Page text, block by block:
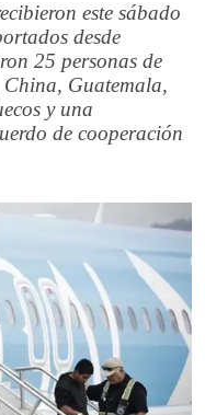
este sábado
desde
25 personas de
Guatemala,
y una
de cooperación